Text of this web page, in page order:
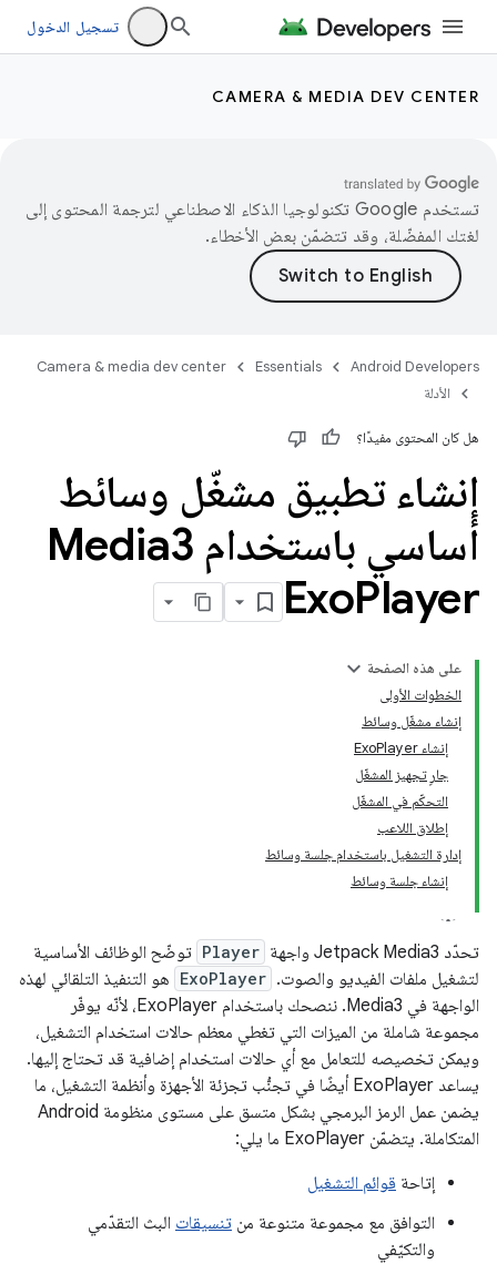
تسجيل الدخول
CAMERA & MEDIA DEV CENTER
تستخدم Google تكنولوجيا الذكاء الاصطناعي لترجمة المحتوى إلى
لغتك المفضّلة، وقد تتضمّن بعض الأخطاء.
Android Developers
Essentials
Camera & media dev center
الأدلة
هل كان المحتوى مفيدًا؟
إنشاء تطبيق مشغّل وسائط
أساسي باستخدام Media3
ExoPlayer
على هذه الصفحة
الخطوات الأولى
إنشاء مشغّل وسائط
إنشاء ExoPlayer
جارٍ تجهيز المشغّل
التحكّم في المشغّل
إطلاق اللاعب
إدارة التشغيل باستخدام جلسة وسائط
إنشاء جلسة وسائط
تحدّد Jetpack Media3 واجهة Player توضّح الوظائف الأساسية
لتشغيل ملفات الفيديو والصوت. ‫ ExoPlayer هو التنفيذ التلقائي لهذه
الواجهة في Media3. ننصحك باستخدام ExoPlayer، لأنّه يوفّر
مجموعة شاملة من الميزات التي تغطي معظم حالات استخدام التشغيل،
ويمكن تخصيصه للتعامل مع أي حالات استخدام إضافية قد تحتاج إليها.
يساعد ExoPlayer أيضًا في تجنُّب تجزئة الأجهزة وأنظمة التشغيل، ما
يضمن عمل الرمز البرمجي بشكل متسق على مستوى منظومة Android
المتكاملة. يتضمّن ExoPlayer ما يلي:
إتاحة قوائم التشغيل
التوافق مع مجموعة متنوعة من تنسيقات البث التقدّمي
والتكيّفي